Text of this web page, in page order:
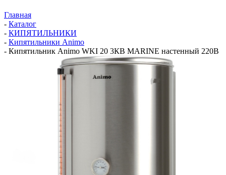
Главная
- Каталог
- КИПЯТИЛЬНИКИ
- Кипятильники Animo
- Кипятильник Animo WKI 20 3КВ MARINE настенный 220В